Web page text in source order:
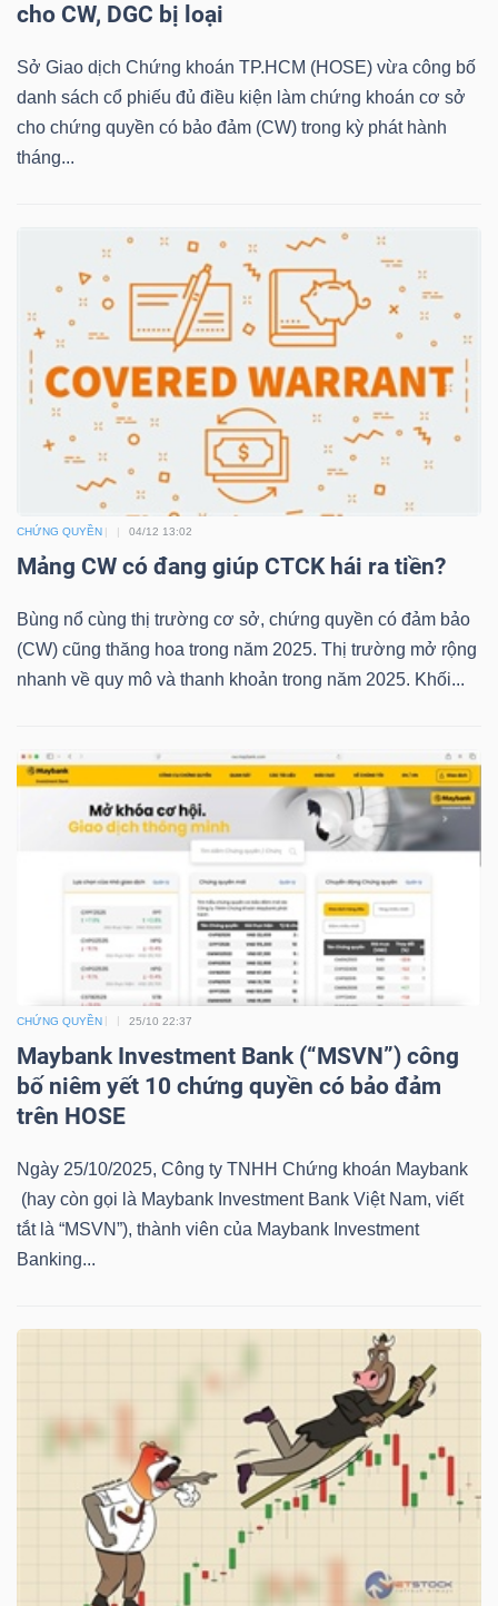
cho CW, DGC bị loại
Sở Giao dịch Chứng khoán TP.HCM (HOSE) vừa công bố
danh sách cổ phiếu đủ điều kiện làm chứng khoán cơ sở
cho chứng quyền có bảo đảm (CW) trong kỳ phát hành
tháng...
CHỨNG QUYỀN 04/12 13:02
Mảng CW có đang giúp CTCK hái ra tiền?
Bùng nổ cùng thị trường cơ sở, chứng quyền có đảm bảo
(CW) cũng thăng hoa trong năm 2025. Thị trường mở rộng
nhanh về quy mô và thanh khoản trong năm 2025. Khối...
CHỨNG QUYỀN 25/10 22:37
Maybank Investment Bank (“MSVN”) công
bố niêm yết 10 chứng quyền có bảo đảm
trên HOSE
Ngày 25/10/2025, Công ty TNHH Chứng khoán Maybank
(hay còn gọi là Maybank Investment Bank Việt Nam, viết
tắt là “MSVN”), thành viên của Maybank Investment
Banking...
PHÁI
SINH
CÔNG
CỤ
ĐẦU
TRUY
XUẤT
LIỆU
Ngành
VS-
NĂNG
NGUYÊN
LIỆU
DÙNG
KHÔNG